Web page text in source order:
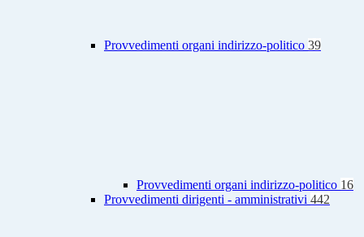
Provvedimenti organi indirizzo-politico 39
Provvedimenti organi indirizzo-politico 16
Provvedimenti dirigenti - amministrativi 442